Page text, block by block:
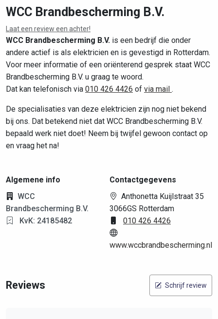
Leaflet |©OpenStreetMapcontributors
WCC Brandbescherming B.V.
Laat een review een achter!
WCC Brandbescherming B.V. is een bedrijf die onder
andere actief is als elektricien en is gevestigd in Rotterdam.
Voor meer informatie of een oriënterend gesprek staat WCC
Brandbescherming B.V. u graag te woord.
Dat kan telefonisch via 010 426 4426 of via mail .
De specialisaties van deze elektricien zijn nog niet bekend
bij ons. Dat betekend niet dat WCC Brandbescherming B.V.
bepaald werk niet doet! Neem bij twijfel gewoon contact op
en vraag het na!
Algemene info
WCC
Brandbescherming B.V.
KvK: 24185482
Contactgegevens
Anthonetta Kuijlstraat 35
3066GS Rotterdam
010 426 4426
www.wccbrandbescherming.nl
Reviews Schrijf review